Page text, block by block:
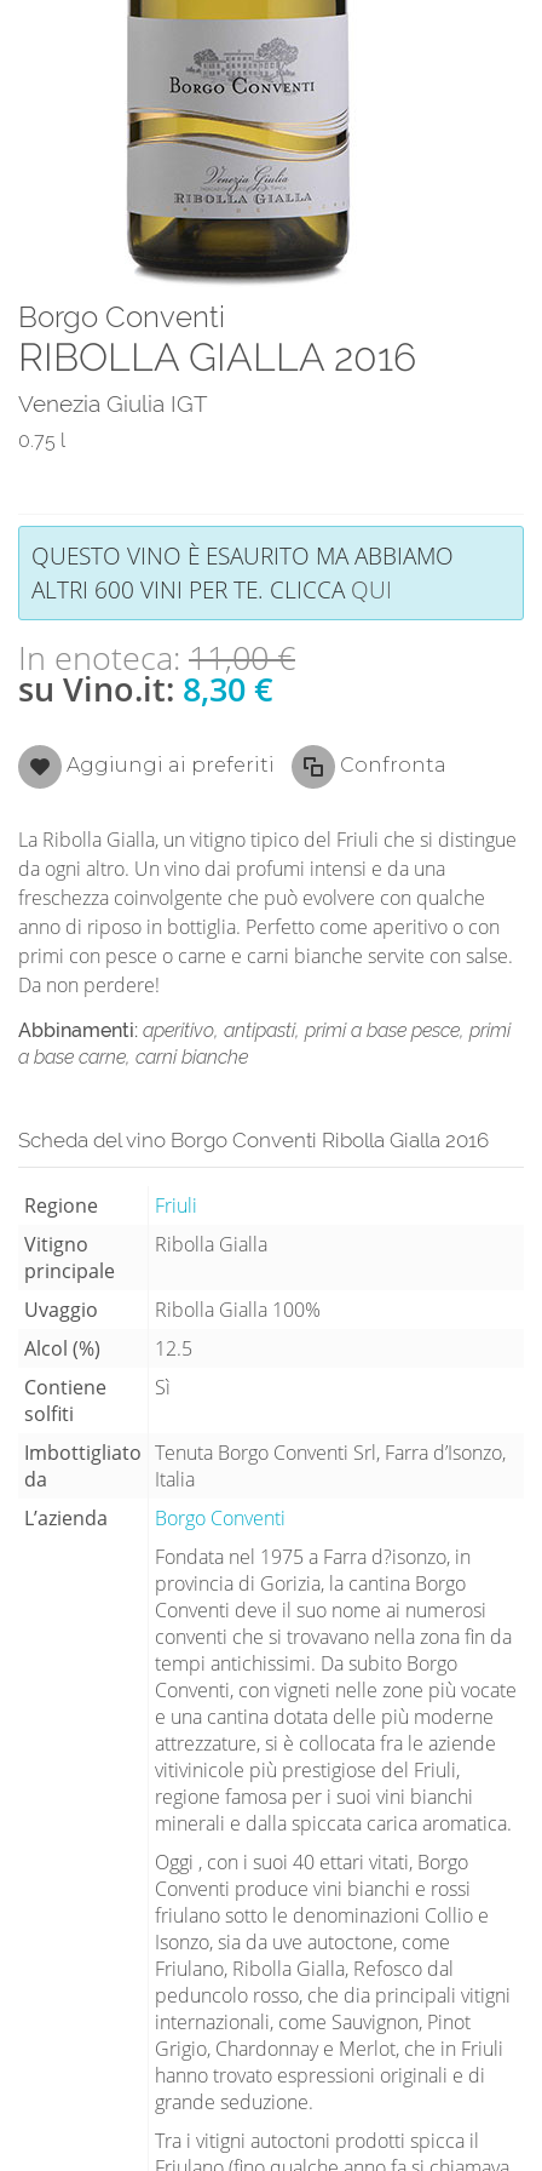
Borgo Conventi
RIBOLLA GIALLA 2016
Venezia Giulia IGT
0.75 l
QUESTO VINO È ESAURITO MA ABBIAMO
ALTRI 600 VINI PER TE. CLICCAQUI
In enoteca: 11,00 €
su Vino.it: 8,30 €
Aggiungi ai preferiti Confronta
La Ribolla Gialla, un vitigno tipico del Friuli che si distingue
da ogni altro. Un vino dai profumi intensi e da una
freschezza coinvolgente che può evolvere con qualche
anno di riposo in bottiglia. Perfetto come aperitivo o con
primi con pesce o carne e carni bianche servite con salse.
Da non perdere!
Abbinamenti: aperitivo, antipasti, primi a base pesce, primi
a base carne, carni bianche
Scheda del vino Borgo Conventi Ribolla Gialla 2016
Regione
Friuli
Vitigno
principale
Ribolla Gialla
Uvaggio
Ribolla Gialla 100%
Alcol (%)
12.5
Contiene
solfiti
Sì
Imbottigliato
da
Tenuta Borgo Conventi Srl, Farra d’Isonzo,
Italia
L’azienda
Borgo Conventi
Fondata nel 1975 a Farra d?isonzo, in
provincia di Gorizia, la cantina Borgo
Conventi deve il suo nome ai numerosi
conventi che si trovavano nella zona fin da
tempi antichissimi. Da subito Borgo
Conventi, con vigneti nelle zone più vocate
e una cantina dotata delle più moderne
attrezzature, si è collocata fra le aziende
vitivinicole più prestigiose del Friuli,
regione famosa per i suoi vini bianchi
minerali e dalla spiccata carica aromatica.
Oggi , con i suoi 40 ettari vitati, Borgo
Conventi produce vini bianchi e rossi
friulano sotto le denominazioni Collio e
Isonzo, sia da uve autoctone, come
Friulano, Ribolla Gialla, Refosco dal
peduncolo rosso, che dia principali vitigni
internazionali, come Sauvignon, Pinot
Grigio, Chardonnay e Merlot, che in Friuli
hanno trovato espressioni originali e di
grande seduzione.
Tra i vitigni autoctoni prodotti spicca il